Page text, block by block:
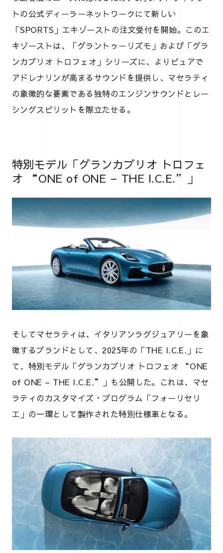
トの公式ディーラーネットワークにて新しい
「SPORTS」エキゾーストの注文受付を開始。このエ
キゾーストは、「グラントゥーリズモ」および「グラ
ンカブリオ トロフェオ」シリーズに、よりピュアで
アドレナリンが高まるサウンドを提供し、マセラティ
の象徴的な要素である独特のエンジンサウンドとレー
シングスピリットを際立たせる。
特別モデル「グランカブリオ トロフェ
オ “ONE of ONE – THE I.C.E.”」
そしてマセラティは、イタリアンラグジュアリーを象
徴するブランドとして、2025年の「THE I.C.E.」に
て、特別モデル「グランカブリオ トロフェオ “ONE
of ONE – THE I.C.E.”」も公開した。これは、マセ
ラティのカスタマイズ・プログラム「フォーリセリ
エ」の一環として製作された特別仕様車となる。